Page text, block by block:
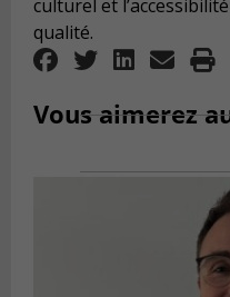
culturel et
qualité.
Vous aimerez